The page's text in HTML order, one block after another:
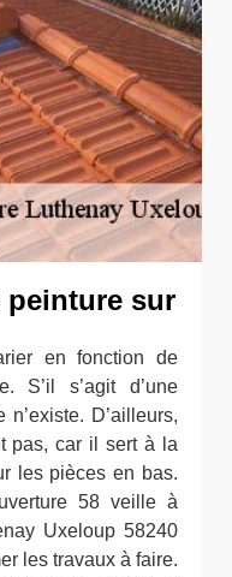
peinture sur
en fonction de
S’il s’agit d’une
D’ailleurs,
pas, car il sert à la
les pièces en bas.
58 veille à
Uxeloup 58240
les travaux à faire.